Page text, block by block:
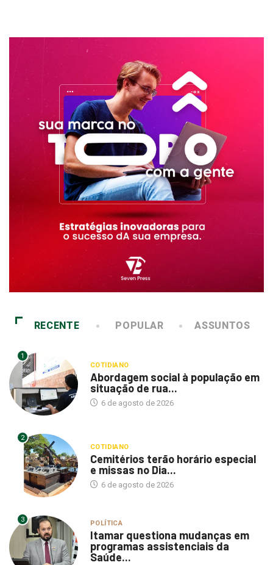
RECENTE POPULAR ASSUNTOS
1
COTIDIANO
Abordagem social à população em
situação de rua...
6 de agosto de 2026
2
COTIDIANO
Cemitérios terão horário especial
e missas no Dia...
6 de agosto de 2026
3 POLÍTICA
Itamar questiona mudanças em
programas assistenciais da
Saúde...